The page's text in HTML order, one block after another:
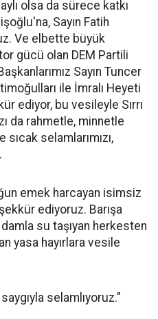
olsa da sürece katkı
Sayın Fatih
Ve elbette büyük
gücü olan DEM Partili
Sayın Tuncer
ile İmralı Heyeti
ediyor, bu vesileyle Sırrı
da rahmetle, minnetle
selamlarımızı,
emek harcayan isimsiz
ediyoruz. Barışa
damla su taşıyan herkesten
yasa hayırlara vesile
selamlıyoruz."